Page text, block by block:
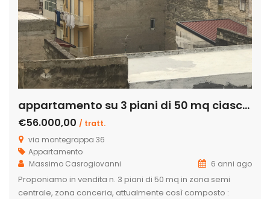
appartamento su 3 piani di 50 mq ciascuno – via montegrappa –
€56.000,00 / tratt.
via montegrappa 36
Appartamento
Massimo Casrogiovanni
6 anni ago
Proponiamo in vendita n. 3 piani di 50 mq in zona semi
centrale, zona conceria, attualmente così composto :